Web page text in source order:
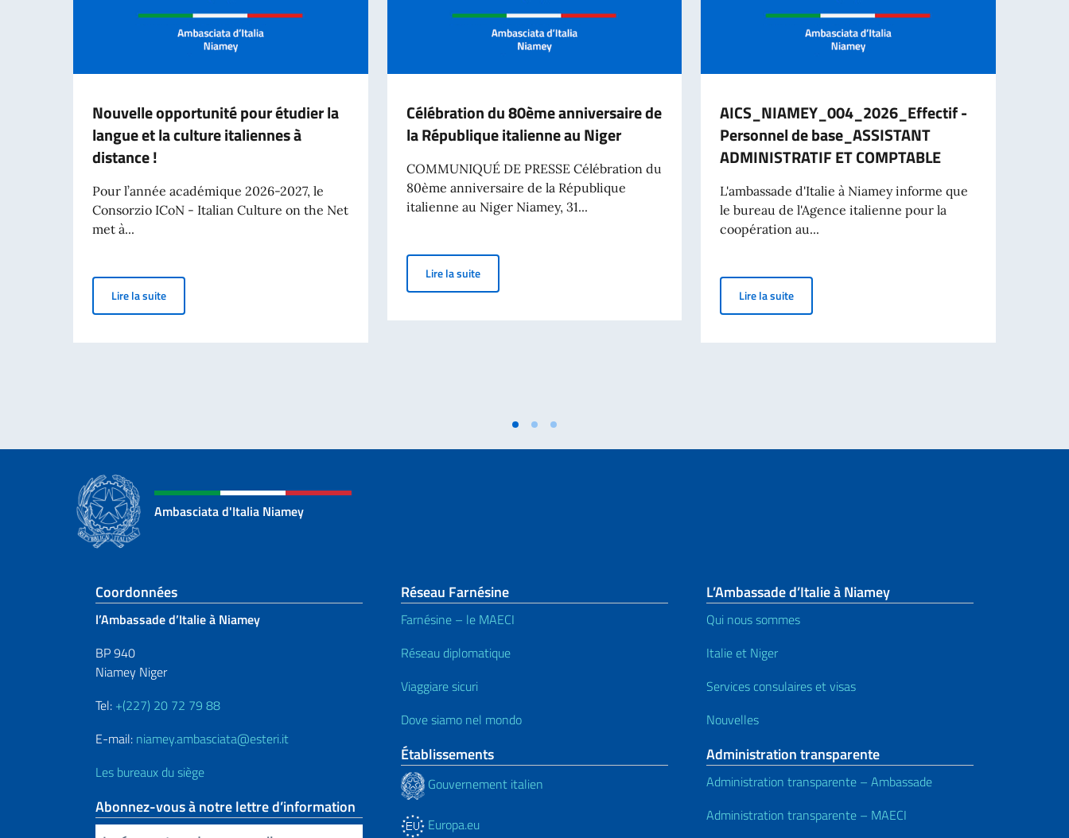
Nouvelle opportunité pour étudier la
langue et la culture italiennes à
distance !
Pour l’année académique 2026-2027, le
Consorzio ICoN - Italian Culture on the Net
met à...
Lire la suiteNouvelle opportunité pour étudier la langue et la culture italiennes à distance !
Célébration du 80ème anniversaire de
la République italienne au Niger
COMMUNIQUÉ DE PRESSE Célébration du
80ème anniversaire de la République
italienne au Niger Niamey, 31...
Lire la suiteCélébration du 80ème anniversaire de la République italienne au Niger
AICS_NIAMEY_004_2026_Effectif -
Personnel de base_ASSISTANT
ADMINISTRATIF ET COMPTABLE
L'ambassade d'Italie à Niamey informe que
le bureau de l'Agence italienne pour la
coopération au...
Lire la suiteAICS_NIAMEY_004_2026_Effectif - Personnel de
Ambasciata d'Italia Niamey
Section de pied de page
Coordonnées
l’Ambassade d’Italie à Niamey
BP 940
Niamey Niger
Tel: +(227) 20 72 79 88
E-mail: niamey.ambasciata@esteri.it
Les bureaux du siège
Abonnez-vous à notre lettre d’information
Réseau Farnésine
Farnésine – le MAECI
Réseau diplomatique
Viaggiare sicuri
Dove siamo nel mondo
Établissements
Gouvernement italien
Europa.eu
L’Ambassade d’Italie à Niamey
Qui nous sommes
Italie et Niger
Services consulaires et visas
Nouvelles
Administration transparente
Administration transparente – Ambassade
Administration transparente – MAECI